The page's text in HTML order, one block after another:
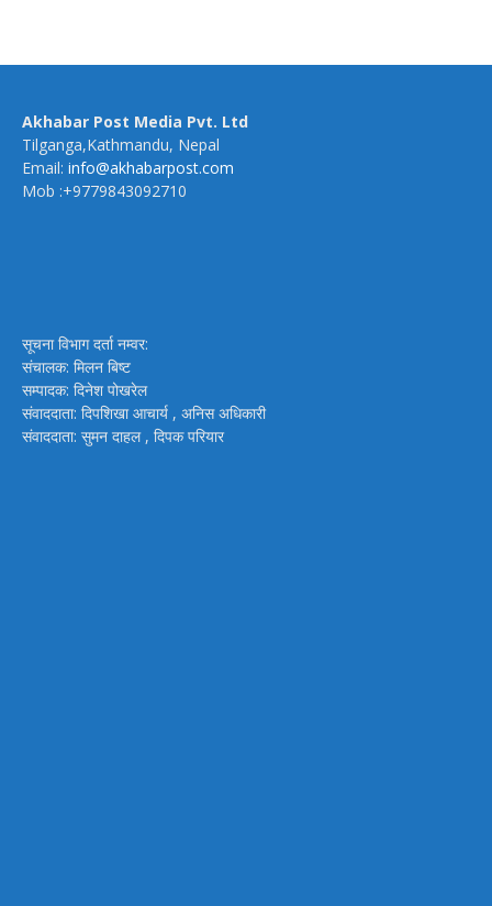
Akhabar Post Media Pvt. Ltd
Tilganga,Kathmandu, Nepal
Email: info@akhabarpost.com
Mob :+9779843092710
सूचना विभाग दर्ता नम्वर:
संचालक: मिलन बिष्ट
सम्पादक: दिनेश पोखरेल
संवाददाता: दिपशिखा आचार्य , अनिस अधिकारी
संवाददाता: सुमन दाहल , दिपक परियार